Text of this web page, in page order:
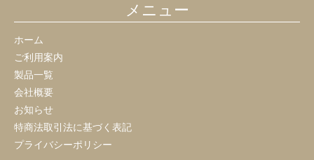
メニュー
ホーム
ご利用案内
製品一覧
会社概要
お知らせ
特商法取引法に基づく表記
プライバシーポリシー